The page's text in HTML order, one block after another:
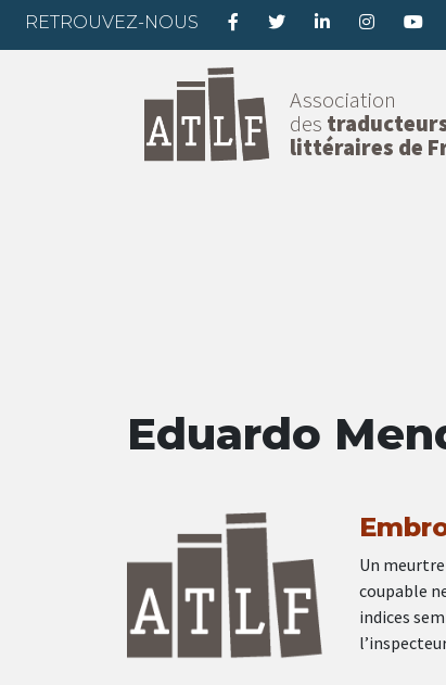
RETROUVEZ-NOUS
Association
des
littéraires de
Eduardo
Un
coupable
indices